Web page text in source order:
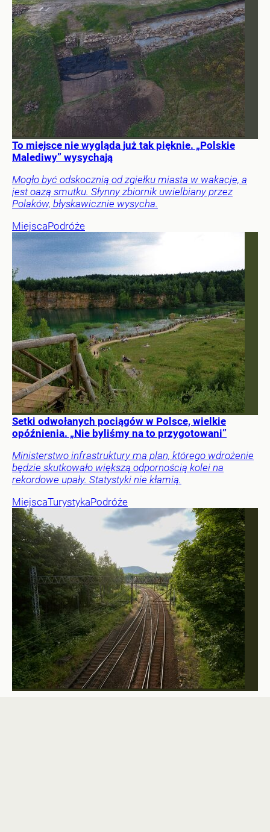
To miejsce nie wygląda już tak pięknie. „Polskie
Malediwy” wysychają
Mogło być odskocznią od zgiełku miasta w wakacje, a
jest oazą smutku. Słynny zbiornik uwielbiany przez
Polaków, błyskawicznie wysycha.
MiejscaPodróże
Setki odwołanych pociągów w Polsce, wielkie
opóźnienia. „Nie byliśmy na to przygotowani”
Ministerstwo infrastruktury ma plan, którego wdrożenie
będzie skutkowało większą odpornością kolei na
rekordowe upały. Statystyki nie kłamią.
MiejscaTurystykaPodróże